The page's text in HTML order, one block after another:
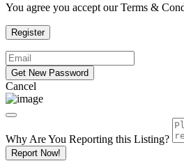
You agree you accept our Terms &
Cancel
Why Are You Reporting this Listing?
Report Now!